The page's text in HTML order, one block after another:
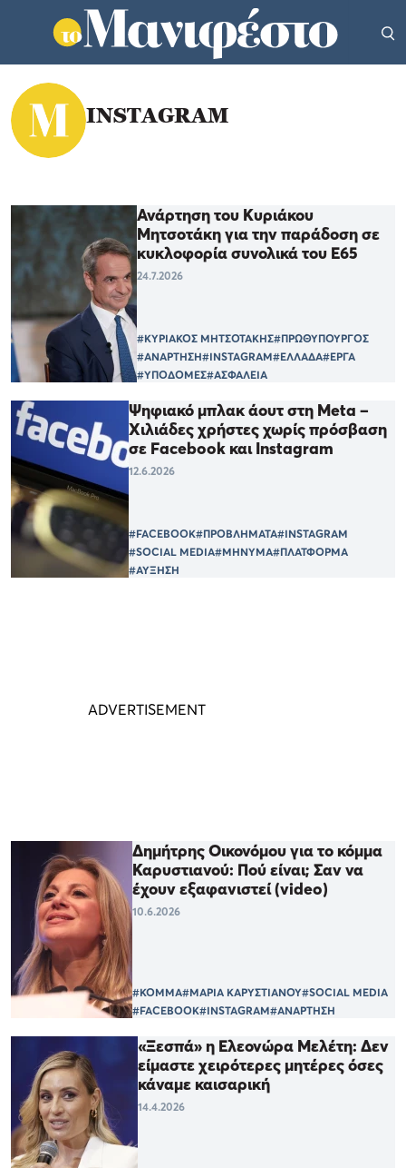
INSTAGRAM
Ανάρτηση του Κυριάκου
Μητσοτάκη για την παράδοση σε
κυκλοφορία συνολικά του Ε65
24.7.2026
#ΚΥΡΙΑΚΟΣ ΜΗΤΣΟΤΑΚΗΣ#ΠΡΩΘΥΠΟΥΡΓΟΣ
#ΑΝΑΡΤΗΣΗ#INSTAGRAM#ΕΛΛΑΔΑ#ΕΡΓΑ
#ΥΠΟΔΟΜΕΣ#ΑΣΦΑΛΕΙΑ
Ψηφιακό μπλακ άουτ στη Meta –
Χιλιάδες χρήστες χωρίς πρόσβαση
σε Facebook και Instagram
12.6.2026
#FACEBOOK#ΠΡΟΒΛΗΜΑΤΑ#INSTAGRAM
#SOCIAL MEDIA#ΜΗΝΥΜΑ#ΠΛΑΤΦΟΡΜΑ
#ΑΥΞΗΣΗ
Δημήτρης Οικονόμου για το κόμμα
Καρυστιανού: Πού είναι; Σαν να
έχουν εξαφανιστεί (video)
10.6.2026
#ΚΟΜΜΑ#ΜΑΡΙΑ ΚΑΡΥΣΤΙΑΝΟΥ#SOCIAL MEDIA
#FACEBOOK#INSTAGRAM#ΑΝΑΡΤΗΣΗ
«Ξεσπά» η Ελεονώρα Μελέτη: Δεν
είμαστε χειρότερες μητέρες όσες
κάναμε καισαρική
14.4.2026